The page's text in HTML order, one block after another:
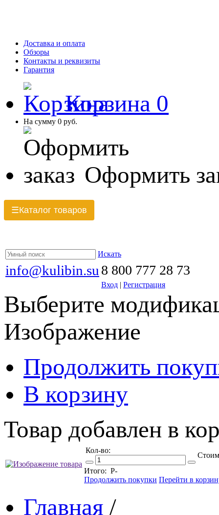
Доставка и оплата
Обзоры
Контакты и реквизиты
Гарантия
Корзина 0
На сумму 0 руб.
Оформить
☰Каталог товаров
Искать
info@kulibin.su 8 800 777 28 73
Вход | Регистрация
Выберите
Изображение
Продолжить
В корзину
Товар добавлен в
Кол-во:
Итого: Р-
Продолжить покупки Перейти в
Главная /